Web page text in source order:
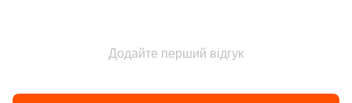
Додайте перший відгук